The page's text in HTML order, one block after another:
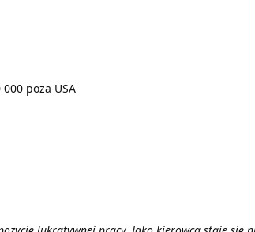
poza USA